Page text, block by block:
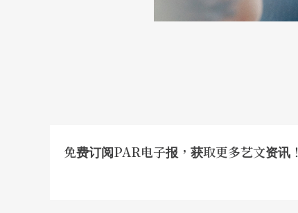
免费订阅PAR电子报，获取更多艺文资讯！